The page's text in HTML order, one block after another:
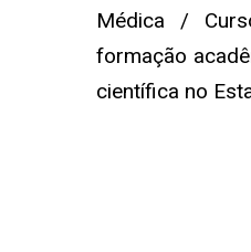
Médica /
formação
científica no